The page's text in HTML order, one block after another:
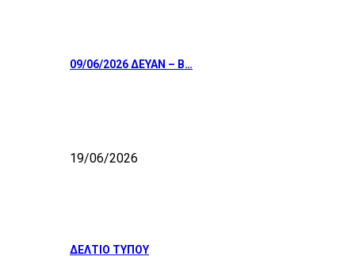
09/06/2026 ΔΕΥΑΝ – Β…
19/06/2026
ΔΕΛΤΙΟ ΤΥΠΟΥ